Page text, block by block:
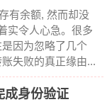
有余额, 然而却没
实令人心急。很多
因为忽略了几个
失败的真正缘由...
成身份验证